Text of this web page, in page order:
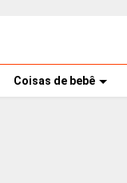
Coisas de bebê